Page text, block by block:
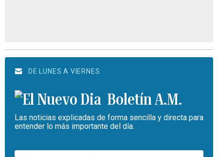
DE LUNES A VIERNES
Boletín A.M.
Las noticias explicadas de forma sencilla y directa para
entender lo más importante del día.